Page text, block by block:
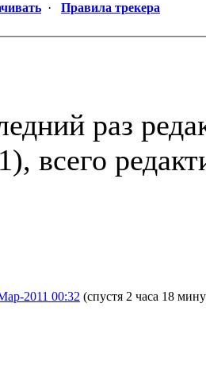
· Правила трекера
раз
всего
2011 00:32 (спустя 2 часа 18